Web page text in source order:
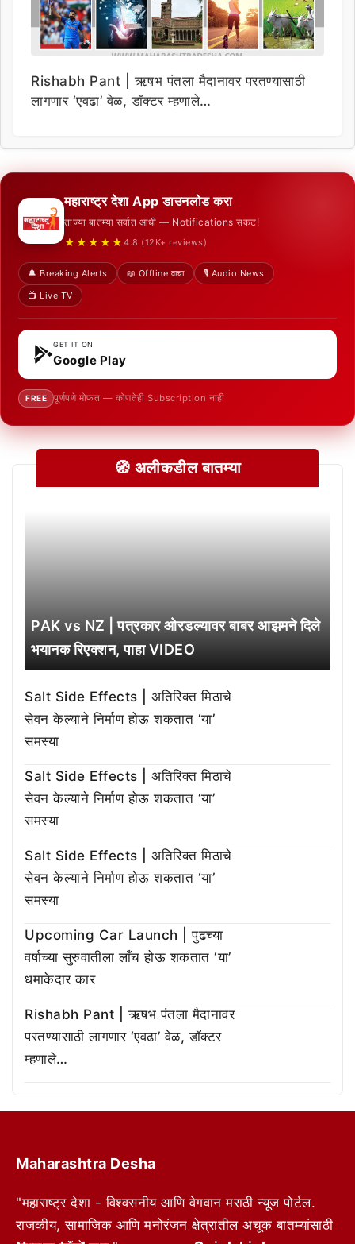
Rishabh Pant | ऋषभ पंतला मैदानावर परतण्यासाठी
लागणार ‘एवढा’ वेळ, डॉक्टर म्हणाले…
महाराष्ट्र देशा App डाउनलोड करा
ताज्या बातम्या सर्वात आधी — Notifications सकट!
★★★★★ 4.8 (12K+ reviews)
🔔 Breaking Alerts 📖 Offline वाचा
🎙️ Audio News
📺 Live TV
GET IT ON
Google Play
FREE पूर्णपणे मोफत — कोणतेही Subscription नाही
🧭 अलीकडील बातम्या
PAK vs NZ | पत्रकार ओरडल्यावर बाबर आझमने दिले
भयानक रिएक्शन, पाहा VIDEO
Salt Side Effects | अतिरिक्त मिठाचे
सेवन केल्याने निर्माण होऊ शकतात ‘या’
समस्या
Salt Side Effects | अतिरिक्त मिठाचे
सेवन केल्याने निर्माण होऊ शकतात ‘या’
समस्या
Salt Side Effects | अतिरिक्त मिठाचे
सेवन केल्याने निर्माण होऊ शकतात ‘या’
समस्या
Upcoming Car Launch | पुढच्या
वर्षाच्या सुरुवातीला लाँच होऊ शकतात ‘या’
धमाकेदार कार
Rishabh Pant | ऋषभ पंतला मैदानावर
परतण्यासाठी लागणार ‘एवढा’ वेळ, डॉक्टर
म्हणाले…
Maharashtra Desha
"महाराष्ट्र देशा - विश्वसनीय आणि वेगवान मराठी न्यूज पोर्टल.
राजकीय, सामाजिक आणि मनोरंजन क्षेत्रातील अचूक बातम्यांसाठी